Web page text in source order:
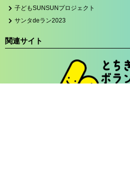
子どもSUNSUNプロジェクト
サンタdeラン2023
関連サイト